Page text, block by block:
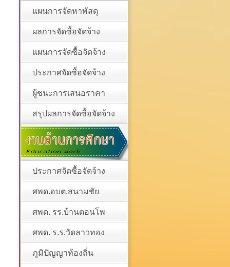
แผนการจัดหาพัสดุ
ผลการจัดซื้อจัดจ้าง
แผนการจัดซื้อจัดจ้าง
ประกาศจัดซื้อจัดจ้าง
ผู้ชนะการเสนอราคา
สรุปผลการจัดซื้อจัดจ้าง
ประกาศจัดซื้อจัดจ้าง
ศพด.อบต.สนามชัย
ศพด. รร.บ้านดอนโพ
ศพด. ร.ร.วัดลาวทอง
ภูมิปัญญาท้องถิ่น